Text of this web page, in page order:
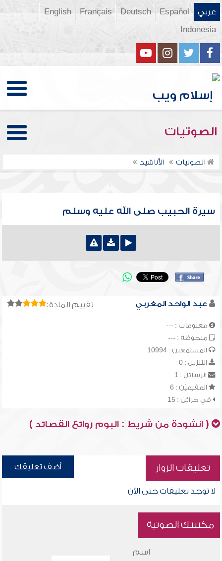
عربي Español
Deutsch
Français
English
Indonesia
الصوتيات
الصوتيات الأناشيد
سيرة الحبيب صلى الله عليه وسلم
تقييم المادة: عبد الواحد المغربي
معلومات : ---
ملحوظة : ---
المستمعين : 10994
التنزيل : 0
الرسائل : 1
المقيميّن : 6
في خزائن : 15
( أنشودة من شريط : البوم روائع القصائد )
تعليقات الزوار أضف تعليقك
لا توجد تعليقات حتى الآن
مكتبتك الصوتية
اسم